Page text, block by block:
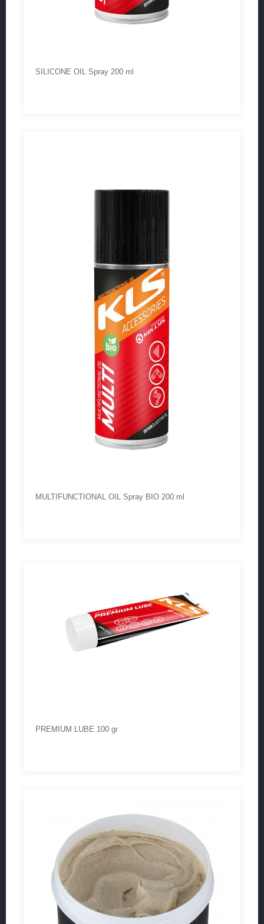
SILICONE OIL Spray 200 ml
MULTIFUNCTIONAL OIL Spray BIO 200 ml
PREMIUM LUBE 100 gr